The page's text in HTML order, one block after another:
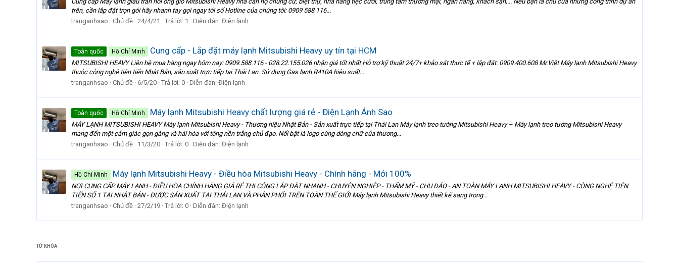
trên, cần lắp đặt trọn gói hãy nhanh tay gọi ngay tới số Hotline của chúng tôi: 0909 588 116...
tranganhsao
Chủ đề 24/4/21 Trả lời: 1 Diễn đàn: Điện lạnh
Toàn quốc Hồ Chí Minh Cung cấp - Lắp đặt máy lạnh Mitsubishi Heavy uy tín tại HCM
MITSUBISHI HEAVY Liên hệ mua hàng ngay hôm nay: 0909.588.116 - 028.22.155.026 nhận giá tốt nhất Hỗ trợ kỹ thuật 24/7+ khảo sát thực tế + lắp đặt: 0909.400.608 Mr.Việt Máy lạnh Mitsubishi Heavy
thuộc công nghệ tiên tiến Nhật Bản, sản xuất trực tiếp tại Thái Lan. Sử dụng Gas lạnh R410A hiệu suất...
tranganhsao
Chủ đề 6/5/20 Trả lời: 0 Diễn đàn: Điện lạnh
Toàn quốc Hồ Chí Minh Máy lạnh Mitsubishi Heavy chất lượng giá rẻ - Điện Lạnh Ánh Sao
MÁY LẠNH MITSUBISHI HEAVY Máy lạnh Mitsubishi Heavy - Thương hiệu Nhật Bản - Sản xuất trực tiếp tại Thái Lan Máy lạnh treo tường Mitsubishi Heavy – Máy lạnh treo tường Mitsubishi Heavy
mang đến một cảm giác gọn gàng và hài hòa với tông nền trắng chủ đạo. Nổi bật là logo cùng dòng chữ của thương...
tranganhsao
Chủ đề 11/3/20 Trả lời: 0 Diễn đàn: Điện lạnh
Hồ Chí Minh Máy lạnh Mitsubishi Heavy - Điều hòa Mitsubishi Heavy - Chính hãng - Mới 100%
NƠI CUNG CẤP MÁY LẠNH - ĐIỀU HÒA CHÍNH HÃNG GIÁ RẺ THI CÔNG LẮP ĐẶT NHANH - CHUYÊN NGHIỆP - THẨM MỸ - CHU ĐÁO - AN TOÀN MÁY LẠNH MITSUBISHI HEAVY - CÔNG NGHỆ TIÊN
TIẾN SỐ 1 TẠI NHẬT BẢN - ĐƯỢC SẢN XUẤT TẠI THÁI LAN VÀ PHÂN PHỐI TRÊN TOÀN THẾ GIỚI Máy lạnh Mitsubishi Heavy thiết kế sang trọng...
tranganhsao
Chủ đề 27/2/19 Trả lời: 0 Diễn đàn: Điện lạnh
TỪ KHÓA